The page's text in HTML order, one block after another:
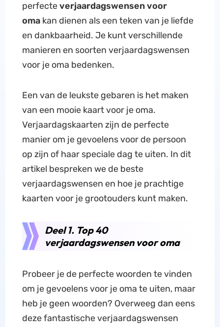
perfecteverjaardagswensen voor
omakan dienen als een teken van je liefde
en dankbaarheid. Je kunt verschillende
manieren en soorten verjaardagswensen
voor je oma bedenken.
Een van de leukste gebaren is het maken
van een mooie kaart voor je oma.
Verjaardagskaarten zijn de perfecte
manier om je gevoelens voor de persoon
op zijn of haar speciale dag te uiten. In dit
artikel bespreken we de beste
verjaardagswensen en hoe je prachtige
kaarten voor je grootouders kunt maken.
Deel 1. Top 40
verjaardagswensen voor oma
Probeer je de perfecte woorden te vinden
om je gevoelens voor je oma te uiten, maar
heb je geen woorden? Overweeg dan eens
deze fantastische verjaardagswensen